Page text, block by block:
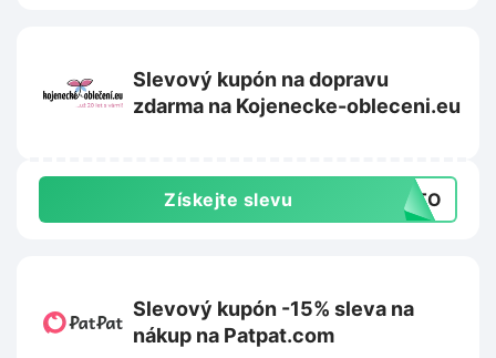
Slevový kupón na dopravu
zdarma na Kojenecke-obleceni.eu
Získejte slevu AUTO
Slevový kupón -15% sleva na
nákup na Patpat.com